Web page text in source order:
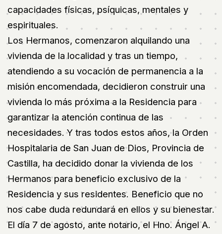
capacidades físicas, psíquicas, mentales y
espirituales.
Los Hermanos, comenzaron alquilando una
vivienda de la localidad y tras un tiempo,
atendiendo a su vocación de permanencia a la
misión encomendada, decidieron construir una
vivienda lo más próxima a la Residencia para
garantizar la atención continua de las
necesidades. Y tras todos estos años, la Orden
Hospitalaria de San Juan de Dios, Provincia de
Castilla, ha decidido donar la vivienda de los
Hermanos para beneficio exclusivo de la
Residencia y sus residentes. Beneficio que no
nos cabe duda redundará en ellos y su bienestar.
El día 7 de agosto, ante notario, el Hno. Ángel A.